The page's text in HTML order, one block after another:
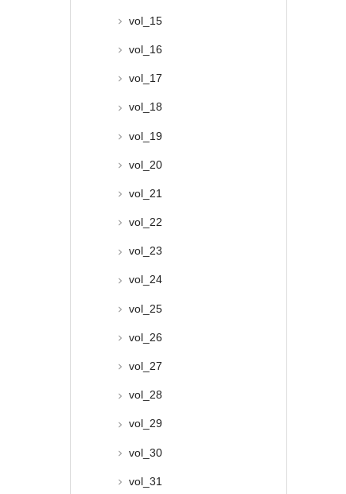
vol_15
vol_16
vol_17
vol_18
vol_19
vol_20
vol_21
vol_22
vol_23
vol_24
vol_25
vol_26
vol_27
vol_28
vol_29
vol_30
vol_31